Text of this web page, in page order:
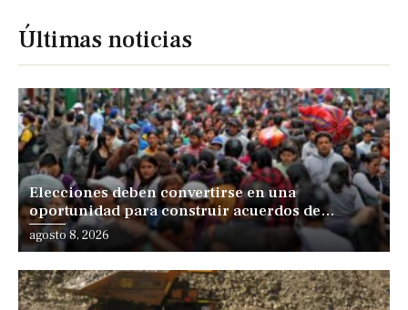
Últimas noticias
Elecciones deben convertirse en una
oportunidad para construir acuerdos de
desarrollo, sostiene especialista
agosto 8, 2026